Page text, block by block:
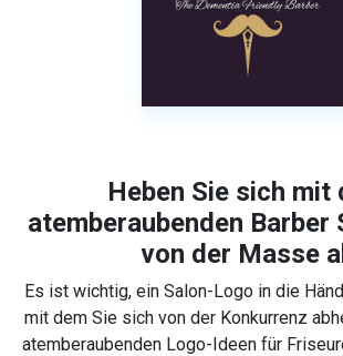
Heben Sie sich mit
atemberaubenden Barber
von der Masse
Es ist wichtig, ein Salon-Logo in die
mit dem Sie sich von der Konkurrenz
atemberaubenden Logo-Ideen für